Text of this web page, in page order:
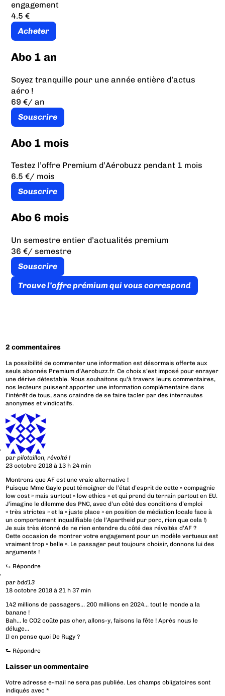
engagement
4.5 €
Acheter
Abo 1 an
Soyez tranquille pour une année entière d’actus
aéro !
69 €/ an
Souscrire
Abo 1 mois
Testez l’offre Premium d’Aérobuzz pendant 1 mois
6.5 €/ mois
Souscrire
Abo 6 mois
Un semestre entier d’actualités premium
36 €/ semestre
Souscrire
Trouve l’offre prémium qui vous correspond
2 commentaires
La possibilité de commenter une information est désormais offerte aux
seuls abonnés Premium d’Aerobuzz.fr. Ce choix s’est imposé pour enrayer
une dérive détestable. Nous souhaitons qu’à travers leurs commentaires,
nos lecteurs puissent apporter une information complémentaire dans
l’intérêt de tous, sans craindre de se faire tacler par des internautes
anonymes et vindicatifs.
parpilotaillon, révolté !
23 octobre 2018 à 13 h 24 min
Montrons que AF est une vraie alternative !
Puisque Mme Gayle peut témoigner de l’état d’esprit de cette « compagnie
low cost » mais surtout « low ethics » et qui prend du terrain partout en EU.
J’imagine le dilemme des PNC, avec d’un côté des conditions d’emploi
« très strictes » et la « juste place » en position de médiation locale face à
un comportement inqualifiable (de l’Apartheid pur porc, rien que cela !)
Je suis très étonné de ne rien entendre du côté des révoltés d’AF ?
Cette occasion de montrer votre engagement pour un modèle vertueux est
vraiment trop « belle ». Le passager peut toujours choisir, donnons lui des
arguments !
⮑ Répondre
parbdd13
18 octobre 2018 à 21 h 37 min
142 millions de passagers… 200 millions en 2024… tout le monde a la
banane !
Bah… le CO2 coûte pas cher, allons-y, faisons la fête ! Après nous le
déluge…
Il en pense quoi De Rugy ?
⮑ Répondre
Laisser un commentaire
Votre adresse e-mail ne sera pas publiée. Les champs obligatoires sont
indiqués avec*